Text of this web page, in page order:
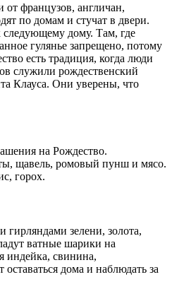
французов, англичан,
по домам и стучат в двери.
дому. Там, где
гулянье запрещено, потому
есть традиция, когда люди
служили рождественский
Клауса. Они уверены, что
на Рождество.
щавель, ромовый пунш и мясо.
горох.
зелени, золота,
ватные шарики на
индейка, свинина,
дома и наблюдать за